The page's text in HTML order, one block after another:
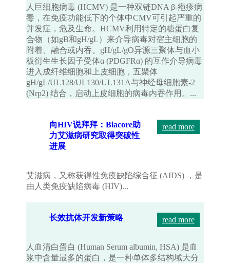
人巨细胞病毒 (HCMV) 是一种双链DNA β-疱疹病
毒，在免疫功能低下的个体中CMV可引起严重的
并发症，危及生命。HCMV利用特定的糖蛋白复
合物（如gB和gH/gL）来介导病毒对宿主细胞的
附着、融合或内吞。gH/gL/gO异源三聚体与血小
板衍生生长因子受体α (PDGFRα) 的互作介导病毒
进入成纤维细胞和上皮细胞，五聚体
gH/gL/UL128/UL130/UL131A与神经母细胞素-2
(Nrp2) 结合，启动上皮细胞的病毒内吞作用。...
向HIV说拜拜：Biacore助
力艾滋病研究取得突破性
进展
艾滋病，又称获得性免疫缺陷综合征 (AIDS) ，是
由人类免疫缺陷病毒 (HIV)...
read more
长效抗体开发新策略
人血清白蛋白 (Human Serum albumin, HSA) 是血
浆中含量最多的蛋白，是一种单体多结构域大分
read more